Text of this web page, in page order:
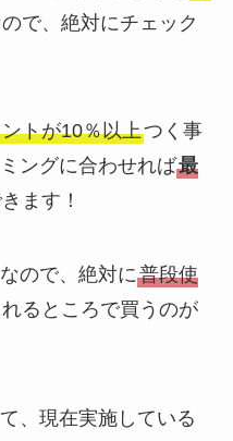
で、絶対にチェック
トが10％以上つく事
ングに合わせれば最
ます！
ので、絶対に普段使
るところで買うのが
、現在実施している